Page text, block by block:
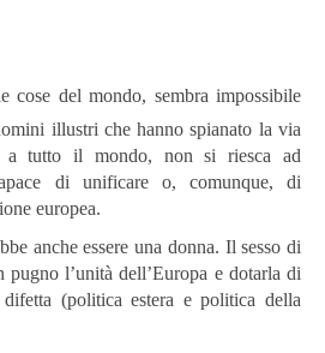
cose del mondo, sembra impossibile
illustri che hanno spianato la via
a tutto il mondo, non si riesca ad
di unificare o, comunque, di
europea.
anche essere una donna. Il sesso di
pugno l’unità dell’Europa e dotarla di
(politica estera e politica della